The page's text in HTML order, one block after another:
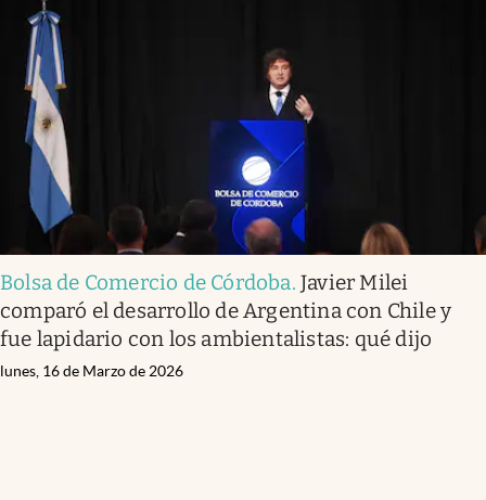
Bolsa de Comercio de Córdoba.Javier Milei
comparó el desarrollo de Argentina con Chile y
fue lapidario con los ambientalistas: qué dijo
lunes, 16 de Marzo de 2026